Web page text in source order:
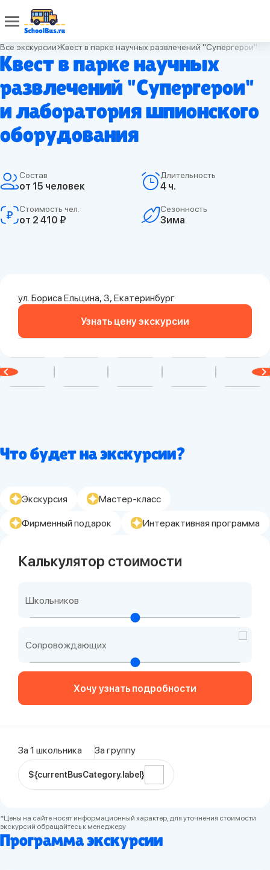
Все экскурсии
Квест в парке научных
развлечений "Супергерои"
и лаборатория шпионского
оборудования
Состав
от 15 человек
Длительность
4 ч.
Стоимость чел.
от 2 410 ₽
Сезонность
Зима
ул. Бориса Ельцина, 3, Екатеринбург
Узнать цену экскурсии
Что будет на экскурсии?
Экскурсия Мастер-класс
Фирменный подарок Интерактивная программа
Калькулятор стоимости
Школьников
Сопровождающих
Хочу узнать подробности
За 1 школьника За группу
${currentBusCategory.label}
*Цены на сайте носят информационный характер, для уточнения стоимости
экскурсий обращайтесь к менеджеру
Программа экскурсии